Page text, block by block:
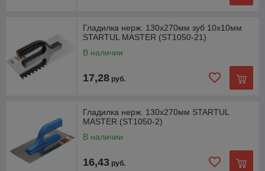
Гладилка нерж. 130х270мм зуб 10х10мм
STARTUL MASTER (ST1050-21)
В наличии
17,28 руб.
Гладилка нерж. 130х270мм STARTUL
MASTER (ST1050-2)
В наличии
16,43 руб.